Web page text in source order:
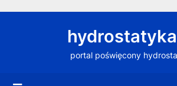
portal poświęcony